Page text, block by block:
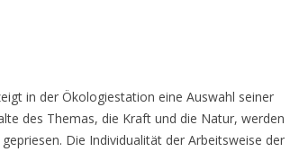
in der Ökologiestation eine Auswahl seiner
des Themas, die Kraft und die Natur, werden
Die Individualität der Arbeitsweise der